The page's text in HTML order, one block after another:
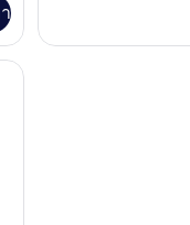
ไซส์
เกี่ยว
โต๊ะทำงาน, ผ้าม่านกันแสง, ห้